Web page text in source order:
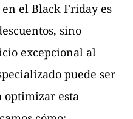
el Black Friday es
sino
excepcional al
puede ser
optimizar esta